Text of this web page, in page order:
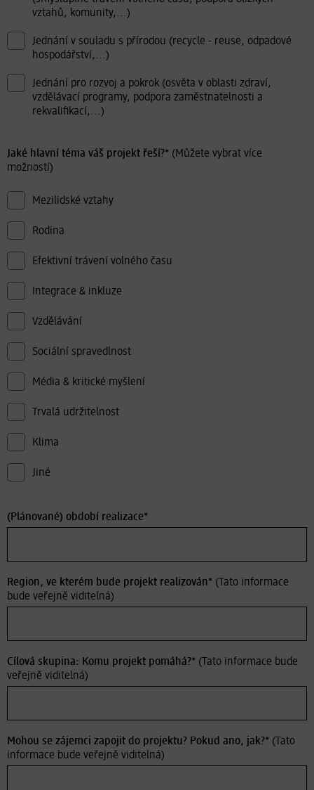
vztahů, komunity,...)
Jednání v souladu s přírodou (recycle - reuse, odpadové
hospodářství,...)
Jednání pro rozvoj a pokrok (osvěta v oblasti zdraví,
vzdělávací programy, podpora zaměstnatelnosti a
rekvalifikací,...)
Jaké hlavní téma váš projekt řeší?* (Můžete vybrat více
možností)
Mezilidské vztahy
Rodina
Efektivní trávení volného času
Integrace & inkluze
Vzdělávání
Sociální spravedlnost
Média & kritické myšlení
Trvalá udržitelnost
Klima
Jiné
(Plánované) období realizace*
Region, ve kterém bude projekt realizován* (Tato informace
bude veřejně viditelná)
Cílová skupina: Komu projekt pomáhá?* (Tato informace bude
veřejně viditelná)
Mohou se zájemci zapojit do projektu? Pokud ano, jak?* (Tato
informace bude veřejně viditelná)